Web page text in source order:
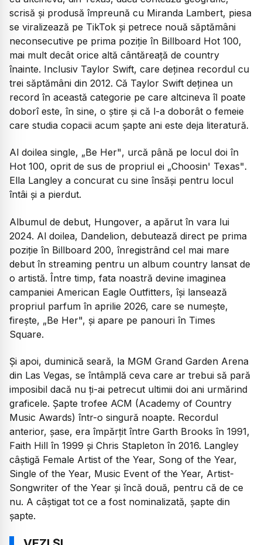
scrisă și produsă împreună cu Miranda Lambert, piesa
se viralizează pe TikTok și petrece nouă săptămâni
neconsecutive pe prima poziție în Billboard Hot 100,
mai mult decât orice altă cântăreață de country
înainte. Inclusiv Taylor Swift, care deținea recordul cu
trei săptămâni din 2012. Că Taylor Swift deținea un
record în această categorie pe care altcineva îl poate
doborî este, în sine, o știre și că l-a doborât o femeie
care studia copacii acum șapte ani este deja literatură.
Al doilea single, „Be Her", urcă până pe locul doi în
Hot 100, oprit de sus de propriul ei „Choosin' Texas".
Ella Langley a concurat cu sine însăși pentru locul
întâi și a pierdut.
Albumul de debut, Hungover, a apărut în vara lui
2024. Al doilea, Dandelion, debutează direct pe prima
poziție în Billboard 200, înregistrând cel mai mare
debut în streaming pentru un album country lansat de
o artistă. Între timp, fata noastră devine imaginea
campaniei American Eagle Outfitters, își lansează
propriul parfum în aprilie 2026, care se numește,
firește, „Be Her", și apare pe panouri în Times
Square.
Și apoi, duminică seară, la MGM Grand Garden Arena
din Las Vegas, se întâmplă ceva care ar trebui să pară
imposibil dacă nu ți-ai petrecut ultimii doi ani urmărind
graficele. Șapte trofee ACM (Academy of Country
Music Awards) într-o singură noapte. Recordul
anterior, șase, era împărțit între Garth Brooks în 1991,
Faith Hill în 1999 și Chris Stapleton în 2016. Langley
câștigă Female Artist of the Year, Song of the Year,
Single of the Year, Music Event of the Year, Artist-
Songwriter of the Year și încă două, pentru că de ce
nu. A câștigat tot ce a fost nominalizată, șapte din
șapte.